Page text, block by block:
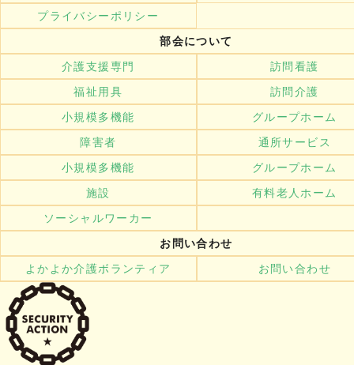
プライバシーポリシー
部会について
介護支援専門
訪問看護
福祉用具
訪問介護
小規模多機能
グループホーム
障害者
通所サービス
小規模多機能
グループホーム
施設
有料老人ホーム
ソーシャルワーカー
お問い合わせ
よかよか介護ボランティア
お問い合わせ